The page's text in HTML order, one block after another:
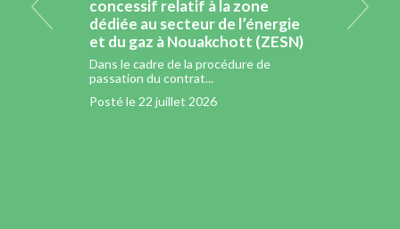
concessif relatif à la zone
dédiée au secteur de l’énergie
et du gaz à Nouakchott (ZESN)
Dans le cadre de la procédure de
passation du contrat...
Posté le 22 juillet 2026